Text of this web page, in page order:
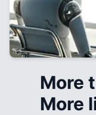
More
More